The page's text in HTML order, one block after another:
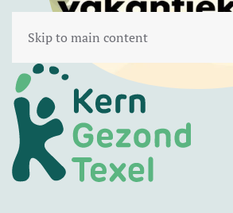
Skip to main content